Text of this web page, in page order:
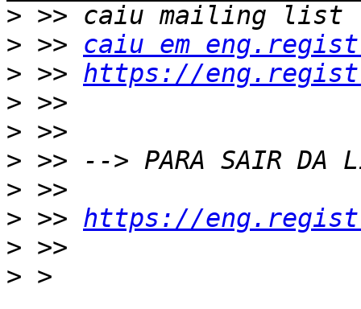
>
> >> caiu em
> >> https://
>
>
>
>
> >> https://
>
> >